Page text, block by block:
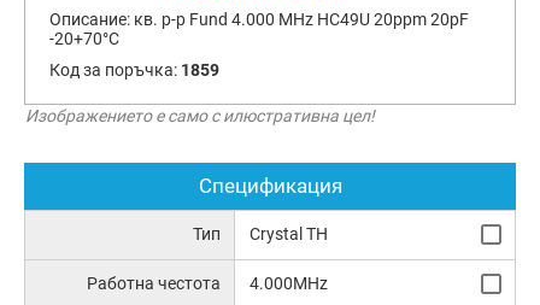
Описание: кв. р-р Fund 4.000 MHz HC49U 20ppm 20pF
-20+70°C
Код за поръчка: 1859
Изображението е само с илюстративна цел!
Спецификация
Тип Crystal TH
Работна честота 4.000MHz